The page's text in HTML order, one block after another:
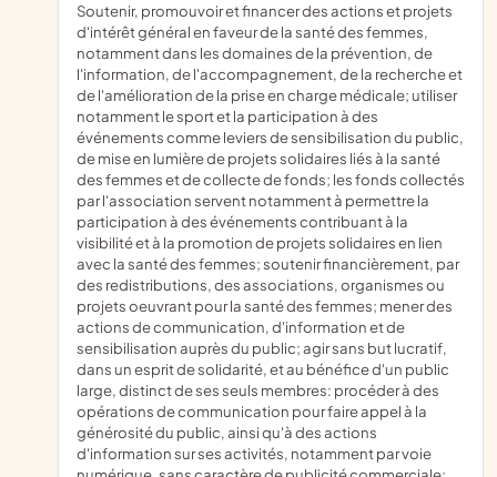
soutenir, promouvoir et financer des actions et projets
d'intérêt général en faveur de la santé des femmes,
notamment dans les domaines de la prévention, de
l'information, de l'accompagnement, de la recherche et
de l'amélioration de la prise en charge médicale; utiliser
notamment le sport et la participation à des
événements comme leviers de sensibilisation du public,
de mise en lumière de projets solidaires liés à la santé
des femmes et de collecte de fonds; les fonds collectés
par l'association servent notamment à permettre la
participation à des événements contribuant à la
visibilité et à la promotion de projets solidaires en lien
avec la santé des femmes; soutenir financièrement, par
des redistributions, des associations, organismes ou
projets oeuvrant pour la santé des femmes; mener des
actions de communication, d'information et de
sensibilisation auprès du public; agir sans but lucratif,
dans un esprit de solidarité, et au bénéfice d'un public
large, distinct de ses seuls membres: procéder à des
opérations de communication pour faire appel à la
générosité du public, ainsi qu'à des actions
d'information sur ses activités, notamment par voie